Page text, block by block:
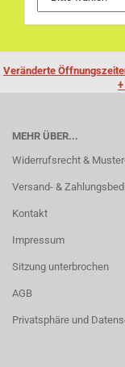
Veränderte
MEHR ÜBER...
Widerrufsrecht &
Versand- &
Kontakt
Impressum
Sitzung unterbrochen
AGB
Privatsphäre und